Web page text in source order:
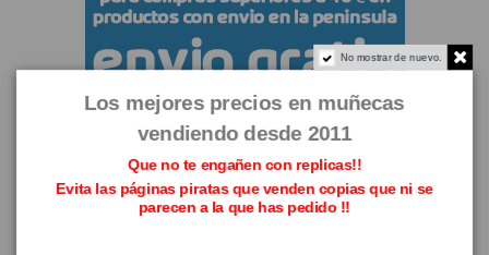
No mostrar de nuevo.
Los mejores precios en muñecas
vendiendo desde 2011
Que no te engañen con replicas!!
Evita las páginas piratas que venden copias que ni se
parecen a la que has pedido !!